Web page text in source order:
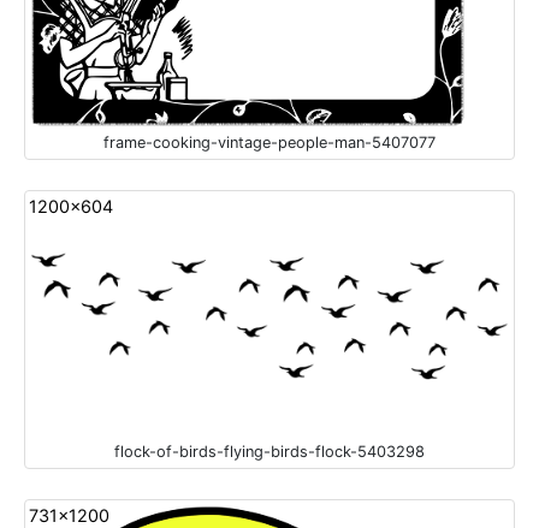
frame-cooking-vintage-people-man-5407077
1200x604
flock-of-birds-flying-birds-flock-5403298
731x1200